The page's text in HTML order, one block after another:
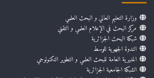
وزارة التعليم العالي و البحث العلمي
مركز البحث في الإعلام العلمي و التقني
شبكة البحث الجزائرية
الندوة الجهوية للوسط
المديرية العامة للبحث العلمي و التطوير التكنولوجي
الشبكة الجامعية الجزائرية